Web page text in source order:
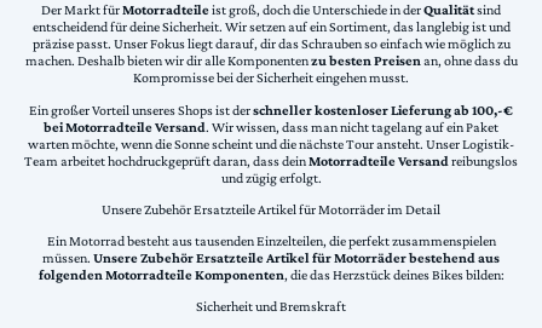
Der Markt fürMotorradteileist groß, doch die Unterschiede in derQualitätsind
entscheidend für deine Sicherheit. Wir setzen auf ein Sortiment, das langlebig ist und
präzise passt. Unser Fokus liegt darauf, dir das Schrauben so einfach wie möglich zu
machen. Deshalb bieten wir dir alle Komponentenzu besten Preisenan, ohne dass du
Kompromisse bei der Sicherheit eingehen musst.
Ein großer Vorteil unseres Shops ist derschneller kostenloser Lieferung ab 100,-€
bei Motorradteile Versand. Wir wissen, dass man nicht tagelang auf ein Paket
warten möchte, wenn die Sonne scheint und die nächste Tour ansteht. Unser Logistik-
Team arbeitet hochdruckgeprüft daran, dass deinMotorradteile Versand reibungslos
und zügig erfolgt.
Unsere Zubehör Ersatzteile Artikel für Motorräder im Detail
Ein Motorrad besteht aus tausenden Einzelteilen, die perfekt zusammenspielen
müssen. Unsere Zubehör Ersatzteile Artikel für Motorräder bestehend aus
folgenden Motorradteile Komponenten, die das Herzstück deines Bikes bilden:
Sicherheit und Bremskraft